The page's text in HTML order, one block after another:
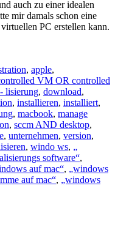
auch zu einer idealen
mir damals schon eine
PC erstellen kann.
, apple,
VM OR controlled
lisierung, download,
, installieren, installiert,
, macbook, manage
, sccm AND desktop,
, unternehmen, version,
, windo ws, „
software“,
auf mac“, „windows
auf mac“, „windows